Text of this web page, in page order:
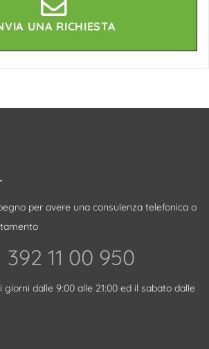
UNA RICHIESTA
per avere una consulenza telefonica o
392 11 00 950‬
dalle 9:00 alle 21:00 ed il sabato dalle